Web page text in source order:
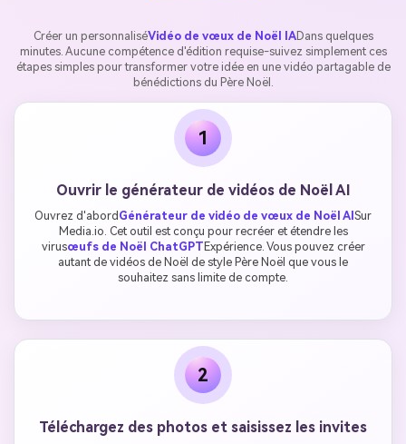
Créer un personnaliséVidéo de vœux de Noël IADans quelques
minutes. Aucune compétence d'édition requise-suivez simplement ces
étapes simples pour transformer votre idée en une vidéo partagable de
bénédictions du Père Noël.
1
Ouvrir le générateur de vidéos de Noël AI
Ouvrez d'abord Générateur de vidéo de vœux de Noël AI Sur
Media.io. Cet outil est conçu pour recréer et étendre les
virusœufs de Noël ChatGPT Expérience. Vous pouvez créer
autant de vidéos de Noël de style Père Noël que vous le
souhaitez sans limite de compte.
2
Téléchargez des photos et saisissez les invites